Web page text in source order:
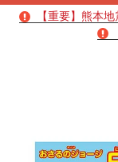
【重要】熊本